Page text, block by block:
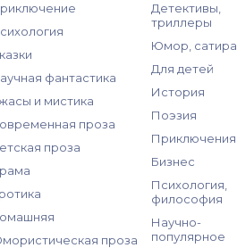
фантастика
и мистика
проза
проза
проза
Детективы,
триллеры
Юмор, сатира
Для детей
История
Поэзия
Приключения
Бизнес
Психология,
философия
Научно-
популярное